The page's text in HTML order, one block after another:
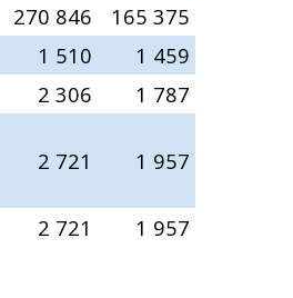
270 846
165 375
1 510
1 459
2 306
1 787
2 721 1 957
2 721 1 957